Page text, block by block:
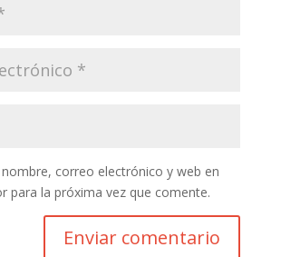
correo electrónico y web en
para la próxima vez que comente.